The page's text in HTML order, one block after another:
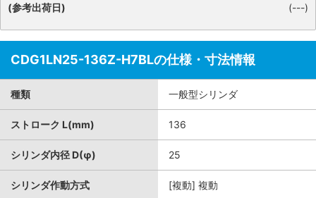
(参考出荷日)
(---)
CDG1LN25-136Z-H7BLの仕様・寸法情報
種類 一般型シリンダ
ストローク L(mm) 136
シリンダ内径 D(φ) 25
シリンダ作動方式 [複動] 複動